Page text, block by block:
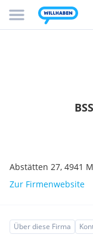
Abstätten 27, 4941
Zur Firmenwebsite
Über diese Firma